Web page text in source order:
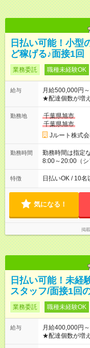
日払い可能！小型
ど稼げる♪面接1回
業務委託 職種未経験OK
給与
月給500,000円
★配達個数が増
ど！ ・主要都市エリア 月収55万円／週5日稼働 月収65万~112
万円／週6日稼働 ・地方郊外エリア 月収40万円／週5日稼働 月
収40万円~50万円／週6日稼働 ＜
円 (27歳男性/江
(日休み) ■月収80万円(43歳男性/墨田区在住)※元営業 1日200個
勤務地
千葉県旭市
千葉県旭市
Jルート株式
勤務時間
勤務時間は指定
8:00～20:00（
は週4も有り）
案件により多少
特徴 日払いOK / 10
気になる！
掲
日払い可能！未経
スタッフ/面接1回
業務委託 職種未経験OK
給与
月給400,000円
★配達個数が増
ど！ ・主要都市エリア 月収55万円／週5日稼働 月収65万~112